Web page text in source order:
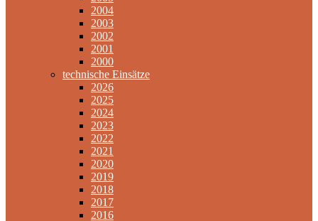
2004
2003
2002
2001
2000
technische Einsätze
2026
2025
2024
2023
2022
2021
2020
2019
2018
2017
2016